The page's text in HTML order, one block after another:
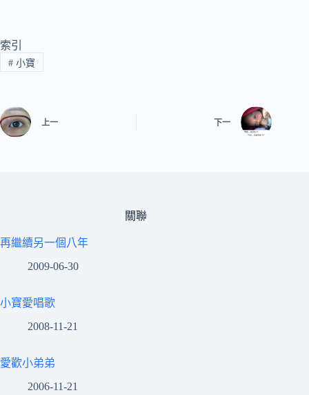
索引
#小寶
上一 下一
關聯
再繼續另一個八年
2009-06-30
小寶愛唱歌
2008-11-21
愛歡小弟弟
2006-11-21